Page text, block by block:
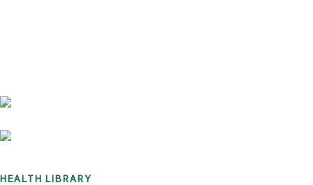
HEALTH LIBRARY